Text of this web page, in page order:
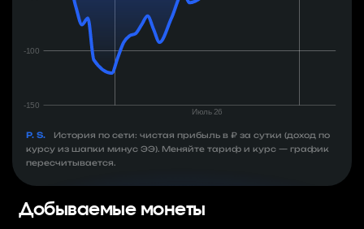
P. S.
История по сети: чистая прибыль в ₽ за сутки (доход по
курсу из шапки минус ЭЭ). Меняйте тариф и курс — график
пересчитывается.
Добываемые монеты